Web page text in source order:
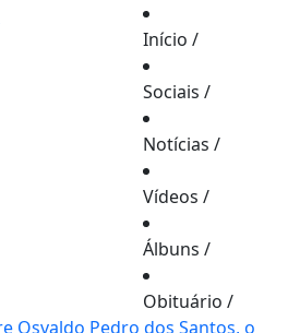
Início /
Sociais /
Notícias /
Vídeos /
Álbuns /
Obituário /
Osvaldo Pedro dos Santos, o